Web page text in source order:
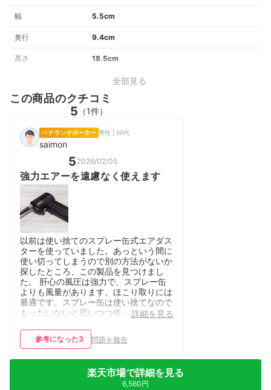
幅 5.5cm
奥行 9.4cm
高さ 18.5cm
全部見る
この商品のクチコミ
5 （1件）
ベテランサポーター 男性 | 50代
saimon
5 2026/02/05
強力エアーを遠慮なく使えます
以前は使い捨てのスプレー缶式エアダス
ターを使っていました。あっという間に
使い切ってしまうので別の方法がないか
探したところ、この製品を見つけまし
た。 肝心の風圧は強力で、スプレー缶
よりも風量があります。ほこり取りには
最適です。スプレー缶は使い捨てなので
もったいないと思いつつ使っていたので
えます。 唯一の弱点は差し込み式のノ
ズルが吹き飛びやすいことです。私はビ
増えました。スプレー缶式を何本も使う
のであれば、電動式を断然おすすめしま
詳細を見る
参考になった3 問題を報告
楽天市場で詳細を見る
6,560円